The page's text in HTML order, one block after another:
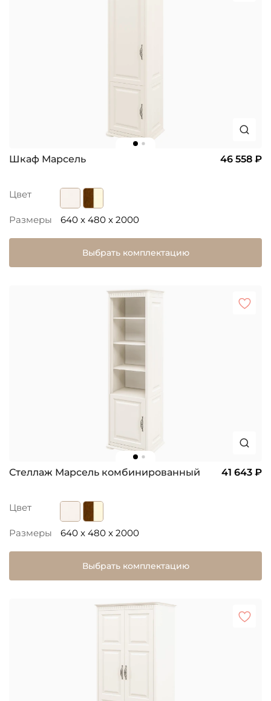
Шкаф Марсель 46 558 ₽
Цвет
Размеры 640 x 480 x 2000
Выбрать комплектацию
Стеллаж Марсель комбинированный 41 643 ₽
Цвет
Размеры 640 x 480 x 2000
Выбрать комплектацию